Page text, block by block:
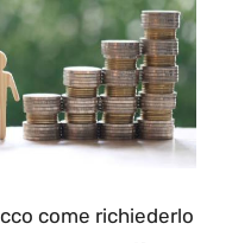
come richiederlo